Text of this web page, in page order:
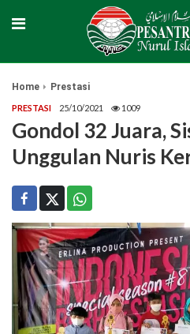
Home Prestasi
PRESTASI 25/10/2021 1009
Gondol 32 Juara,
Unggulan Nuris